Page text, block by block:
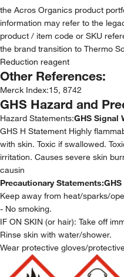
the Acros Organics product
information may refer to the
product / item code or SKU
the brand transition to Thermo
Reduction reagent
Other References:
Merck Index:15, 8742
GHS Hazard and
Hazard Statements:GHS Signal
GHS H Statement Highly
with skin. Toxic if swallowed.
irritation. Causes severe skin
causin
Precautionary Statements:
Keep away from heat/sparks/
- No smoking.
IF ON SKIN (or hair): Take off
Rinse skin with water/shower.
Wear protective gloves/